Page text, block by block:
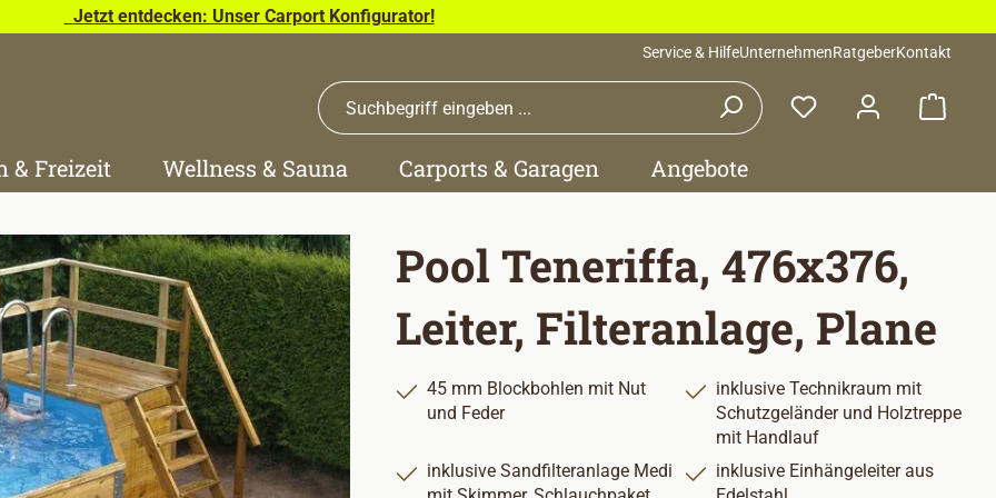
Jetzt entdecken: Unser Carport Konfigurator!
Service & HilfeUnternehmenRatgeberKontakt
& Freizeit Wellness & Sauna Carports & Garagen Angebote
Pool Teneriffa, 476x376,
Leiter, Filteranlage, Plane
45 mm Blockbohlen mit Nut
und Feder
inklusive Technikraum mit
Schutzgeländer und Holztreppe
mit Handlauf
inklusive Sandfilteranlage Medi
inklusive Einhängeleiter aus